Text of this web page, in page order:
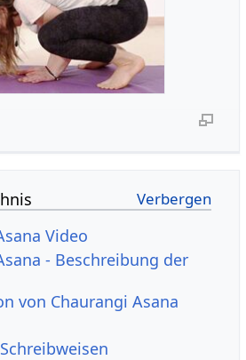
Video
- Beschreibung der
von Chaurangi Asana